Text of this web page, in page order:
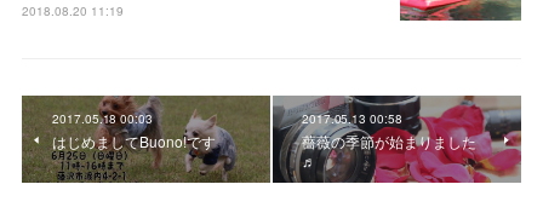
2018.08.20 11:19
2017.05.18 00:03
はじめましてBuono!です
2017.05.13 00:58
薔薇の季節が始まりました
♬